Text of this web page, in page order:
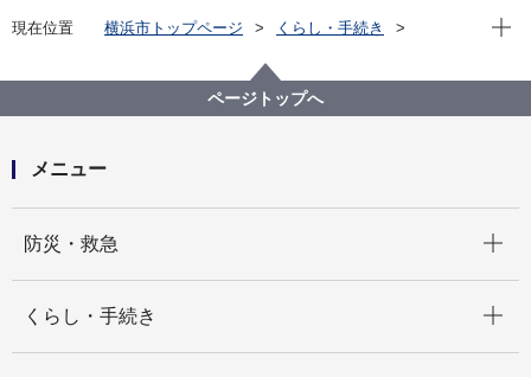
現在位置 横浜市トップページ
くらし・手続き
旭区を知る
よみがえる昭和の街並み 旭区風景写真アーカイブ
2.上白根町
現在
ページトップへ
メニュー
防災・救急
くらし・手続き